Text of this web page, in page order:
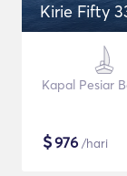
Kirie Fifty
Kapal Pesiar
$976 /hari